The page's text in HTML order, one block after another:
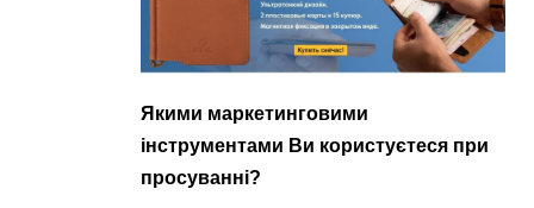
Якими маркетинговими
інструментами Ви користуєтеся при
просуванні?